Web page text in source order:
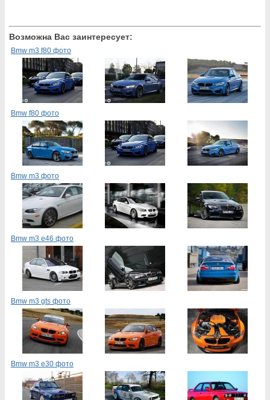
Возможна Вас заинтересует:
Bmw m3 f80 фото
Bmw f80 фото
Bmw m3 фото
Bmw m3 e46 фото
Bmw m3 gts фото
Bmw m3 e30 фото